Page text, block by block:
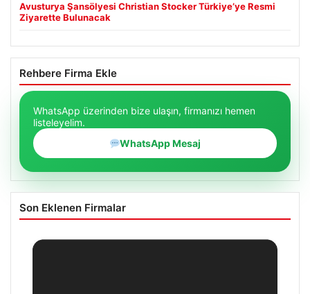
Avusturya Şansölyesi Christian Stocker Türkiye’ye Resmi
Ziyarette Bulunacak
Rehbere Firma Ekle
WhatsApp üzerinden bize ulaşın, firmanızı hemen
listeleyelim.
WhatsApp Mesaj
Son Eklenen Firmalar